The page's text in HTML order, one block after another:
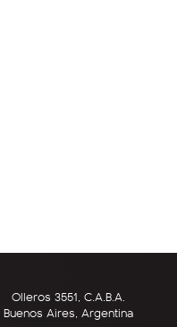
Olleros 3551, C.A.B.A.
Buenos Aires, Argentina